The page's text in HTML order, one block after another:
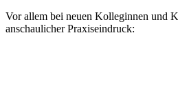
Vor allem bei neuen Kolleginnen und
anschaulicher Praxiseindruck: